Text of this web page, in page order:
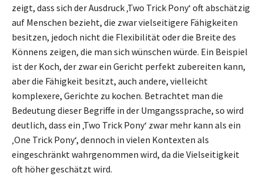
zeigt, dass sich der Ausdruck ‚Two Trick Pony‘ oft abschätzig
auf Menschen bezieht, die zwar vielseitigere Fähigkeiten
besitzen, jedoch nicht die Flexibilität oder die Breite des
Könnens zeigen, die man sich wünschen würde. Ein Beispiel
ist der Koch, der zwar ein Gericht perfekt zubereiten kann,
aber die Fähigkeit besitzt, auch andere, vielleicht
komplexere, Gerichte zu kochen. Betrachtet man die
Bedeutung dieser Begriffe in der Umgangssprache, so wird
deutlich, dass ein ‚Two Trick Pony‘ zwar mehr kann als ein
‚One Trick Pony‘, dennoch in vielen Kontexten als
eingeschränkt wahrgenommen wird, da die Vielseitigkeit
oft höher geschätzt wird.